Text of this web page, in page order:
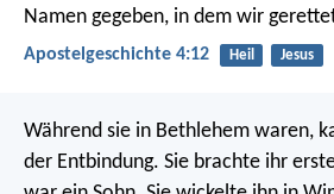
Namen gegeben, in dem wir
Apostelgeschichte 4:12 Heil Jesus
Während sie in Bethlehem waren,
der Entbindung. Sie brachte ihr